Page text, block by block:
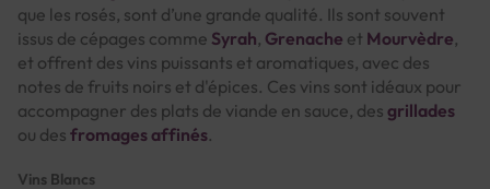
que les rosés, sont d’une grande qualité. Ils sont souvent
issus de cépages comme Syrah, Grenache et Mourvèdre,
et offrent des vins puissants et aromatiques, avec des
notes de fruits noirs et d'épices. Ces vins sont idéaux pour
accompagner des plats de viande en sauce, des grillades
ou des fromages affinés.
Vins Blancs